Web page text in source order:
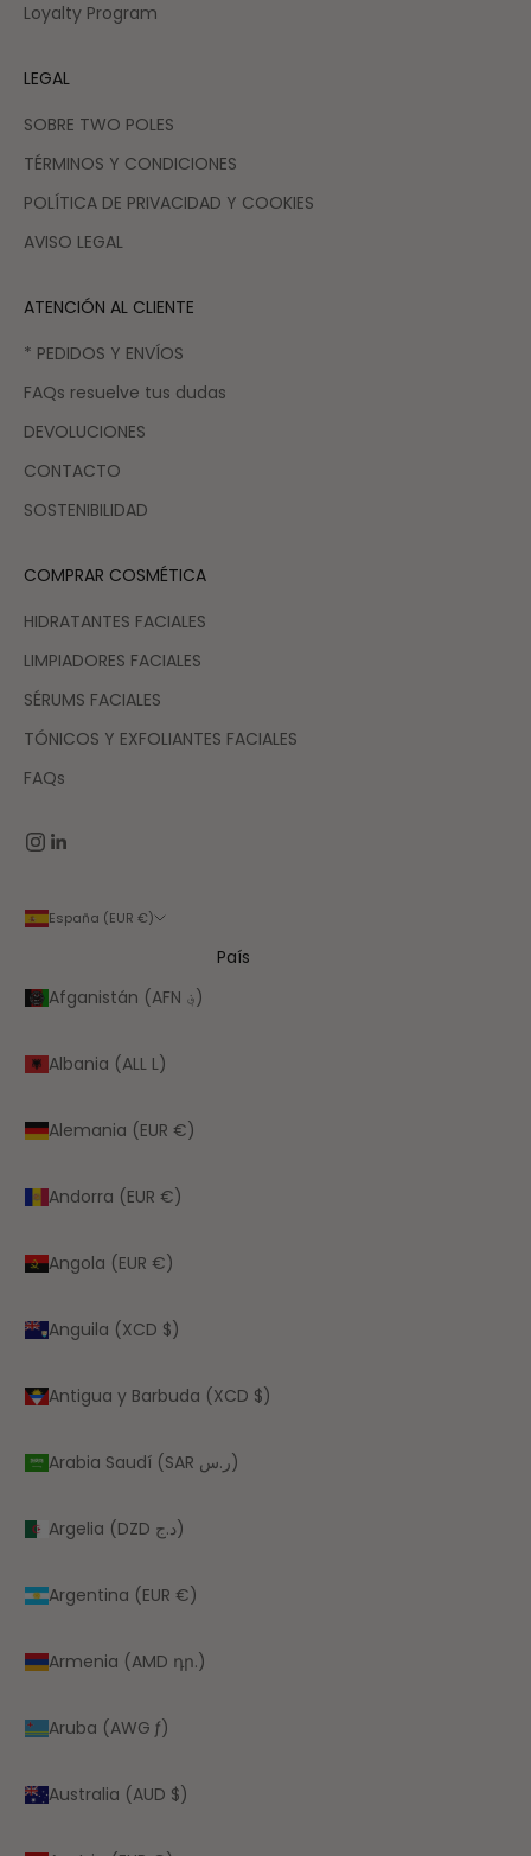
Loyalty Program
LEGAL
SOBRE TWO POLES
TÉRMINOS Y CONDICIONES
POLÍTICA DE PRIVACIDAD Y COOKIES
AVISO LEGAL
ATENCIÓN AL CLIENTE
* PEDIDOS Y ENVÍOS
FAQs resuelve tus dudas
DEVOLUCIONES
CONTACTO
SOSTENIBILIDAD
COMPRAR COSMÉTICA
HIDRATANTES FACIALES
LIMPIADORES FACIALES
SÉRUMS FACIALES
TÓNICOS Y EXFOLIANTES FACIALES
FAQs
España (EUR €)
País
Afganistán (AFN ؋)
Albania (ALL L)
Alemania (EUR €)
Andorra (EUR €)
Angola (EUR €)
Anguila (XCD $)
Antigua y Barbuda (XCD $)
Arabia Saudí (SAR ر.س)
Argelia (DZD د.ج)
Argentina (EUR €)
Armenia (AMD դր.)
Aruba (AWG ƒ)
Australia (AUD $)